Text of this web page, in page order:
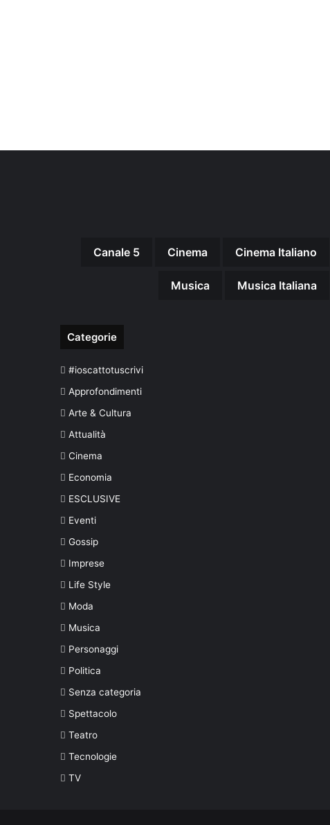
Canale 5 Cinema Cinema Italiano
Musica Musica Italiana
Categorie
#ioscattotuscrivi
Approfondimenti
Arte & Cultura
Attualità
Cinema
Economia
ESCLUSIVE
Eventi
Gossip
Imprese
Life Style
Moda
Musica
Personaggi
Politica
Senza categoria
Spettacolo
Teatro
Tecnologie
TV